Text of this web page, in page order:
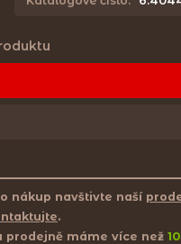
nákup navštivte naší
.
prodejně máme více než